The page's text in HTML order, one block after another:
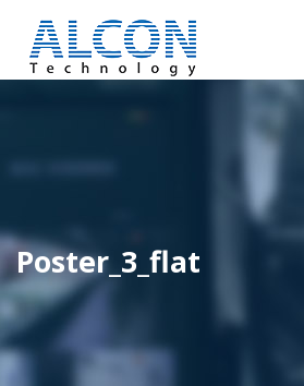
產品及服務
工程個案
聯絡我們
Poster_3_flat